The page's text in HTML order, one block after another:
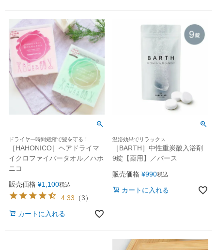
ドライヤー時間短縮で髪を守る！
［HAHONICO］ヘアドライマ
イクロファイバータオル／ハホ
ニコ
販売価格 ¥1,100税込
4.33 （3）
カートに入れる
温浴効果でリラックス
［BARTH］中性重炭酸入浴剤
9錠【薬用】／バース
販売価格 ¥990税込
カートに入れる